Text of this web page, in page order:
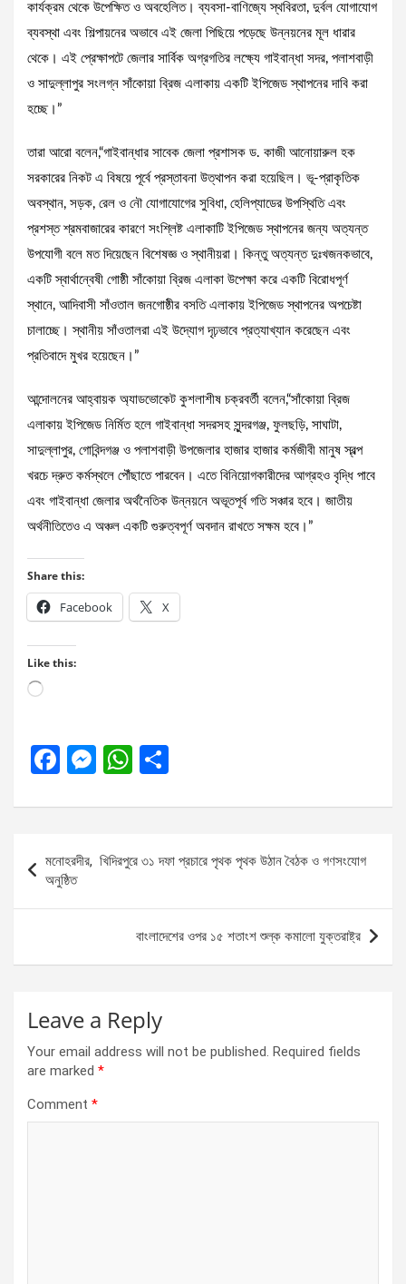
কার্যক্রম থেকে উপেক্ষিত ও অবহেলিত। ব্যবসা-বাণিজ্যে স্থবিরতা, দুর্বল যোগাযোগ
ব্যবস্থা এবং শিল্পায়নের অভাবে এই জেলা পিছিয়ে পড়েছে উন্নয়নের মূল ধারার
থেকে। এই প্রেক্ষাপটে জেলার সার্বিক অগ্রগতির লক্ষ্যে গাইবান্ধা সদর, পলাশবাড়ী
ও সাদুল্লাপুর সংলগ্ন সাঁকোয়া ব্রিজ এলাকায় একটি ইপিজেড স্থাপনের দাবি করা
হচ্ছে।”
তারা আরো বলেন,“গাইবান্ধার সাবেক জেলা প্রশাসক ড. কাজী আনোয়ারুল হক
সরকারের নিকট এ বিষয়ে পূর্বে প্রস্তাবনা উত্থাপন করা হয়েছিল। ভূ-প্রাকৃতিক
অবস্থান, সড়ক, রেল ও নৌ যোগাযোগের সুবিধা, হেলিপ্যাডের উপস্থিতি এবং
প্রশস্ত শ্রমবাজারের কারণে সংশ্লিষ্ট এলাকাটি ইপিজেড স্থাপনের জন্য অত্যন্ত
উপযোগী বলে মত দিয়েছেন বিশেষজ্ঞ ও স্থানীয়রা। কিন্তু অত্যন্ত দুঃখজনকভাবে,
একটি স্বার্থান্বেষী গোষ্ঠী সাঁকোয়া ব্রিজ এলাকা উপেক্ষা করে একটি বিরোধপূর্ণ
স্থানে, আদিবাসী সাঁওতাল জনগোষ্ঠীর বসতি এলাকায় ইপিজেড স্থাপনের অপচেষ্টা
চালাচ্ছে। স্থানীয় সাঁওতালরা এই উদ্যোগ দৃঢ়ভাবে প্রত্যাখ্যান করেছেন এবং
প্রতিবাদে মুখর হয়েছেন।”
‎আন্দোলনের আহ্বায়ক ‎অ্যাডভোকেট কুশলাশীষ চক্রবর্তী বলেন,“সাঁকোয়া ব্রিজ
এলাকায় ইপিজেড নির্মিত হলে গাইবান্ধা সদরসহ সুন্দরগঞ্জ, ফুলছড়ি, সাঘাটা,
সাদুল্লাপুর, গোবিন্দগঞ্জ ও পলাশবাড়ী উপজেলার হাজার হাজার কর্মজীবী মানুষ স্বল্প
খরচে দ্রুত কর্মস্থলে পৌঁছাতে পারবেন। এতে বিনিয়োগকারীদের আগ্রহও বৃদ্ধি পাবে
এবং গাইবান্ধা জেলার অর্থনৈতিক উন্নয়নে অভূতপূর্ব গতি সঞ্চার হবে। জাতীয়
অর্থনীতিতেও এ অঞ্চল একটি গুরুত্বপূর্ণ অবদান রাখতে সক্ষম হবে।”
Share this:
Facebook X
Like this:
Loading…
F
ce
o
o
M
se
n
g
er
W
at
A
p
p
ar
navigation
মনোহরদীর, খিদিরপুরে ৩১ দফা প্রচারে পৃথক পৃথক উঠান বৈঠক ও গণসংযোগ
অনুষ্ঠিত
বাংলাদেশের ওপর ১৫ শতাংশ শুল্ক কমালো যুক্তরাষ্ট্র
Leave a Reply
Your email address will not be published. Required fields
are marked *
Comment *